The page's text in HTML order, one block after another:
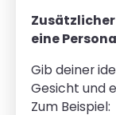
eine
Gib deiner
Gesicht und
Zum Beispiel: